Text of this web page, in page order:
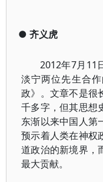
●齐义虎
2012年7月11
淡宁两位先生合
政》。文章不是很
千多字，但其思想
东渐以来中国人第
预示着人类在神权
道政治的新境界，
最大贡献。